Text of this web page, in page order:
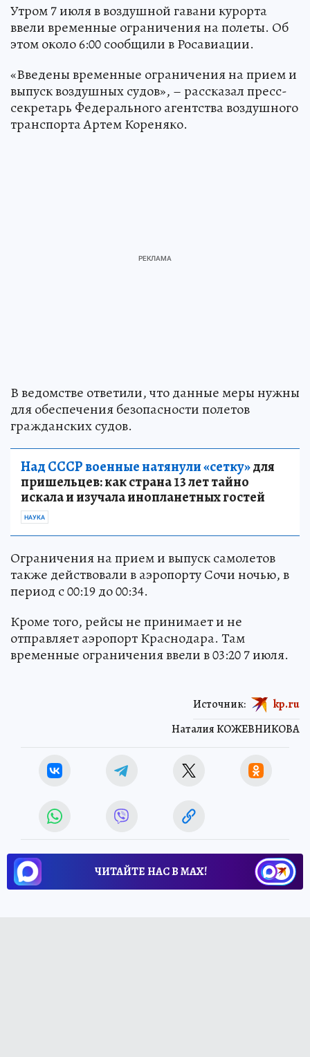
Утром 7 июля в воздушной гавани курорта
ввели временные ограничения на полеты. Об
этом около 6:00 сообщили в Росавиации.
«Введены временные ограничения на прием и
выпуск воздушных судов», – рассказал пресс-
секретарь Федерального агентства воздушного
транспорта Артем Кореняко.
В ведомстве ответили, что данные меры нужны
для обеспечения безопасности полетов
гражданских судов.
Над СССР военные натянули «сетку»для
пришельцев: как страна 13 лет тайно
искала и изучала инопланетных гостей
НАУКА
Ограничения на прием и выпуск самолетов
также действовали в аэропорту Сочи ночью, в
период с 00:19 до 00:34.
Кроме того, рейсы не принимает и не
отправляет аэропорт Краснодара. Там
временные ограничения ввели в 03:20 7 июля.
Наталия КОЖЕВНИКОВА
Источник: kp.ru
ЧИТАЙТЕ НАС В МАХ!